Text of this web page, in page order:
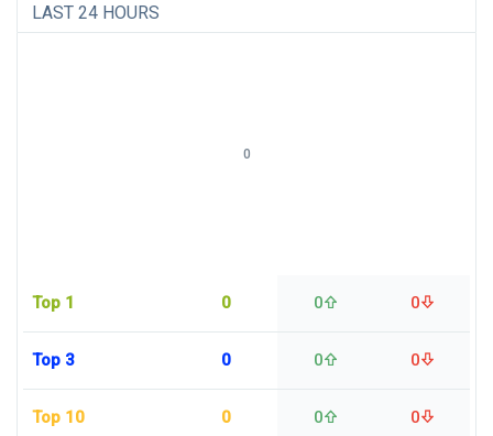
LAST 24 HOURS
Top 1 0 0 0
Top 3 0 0 0
Top 10 0 0 0
0